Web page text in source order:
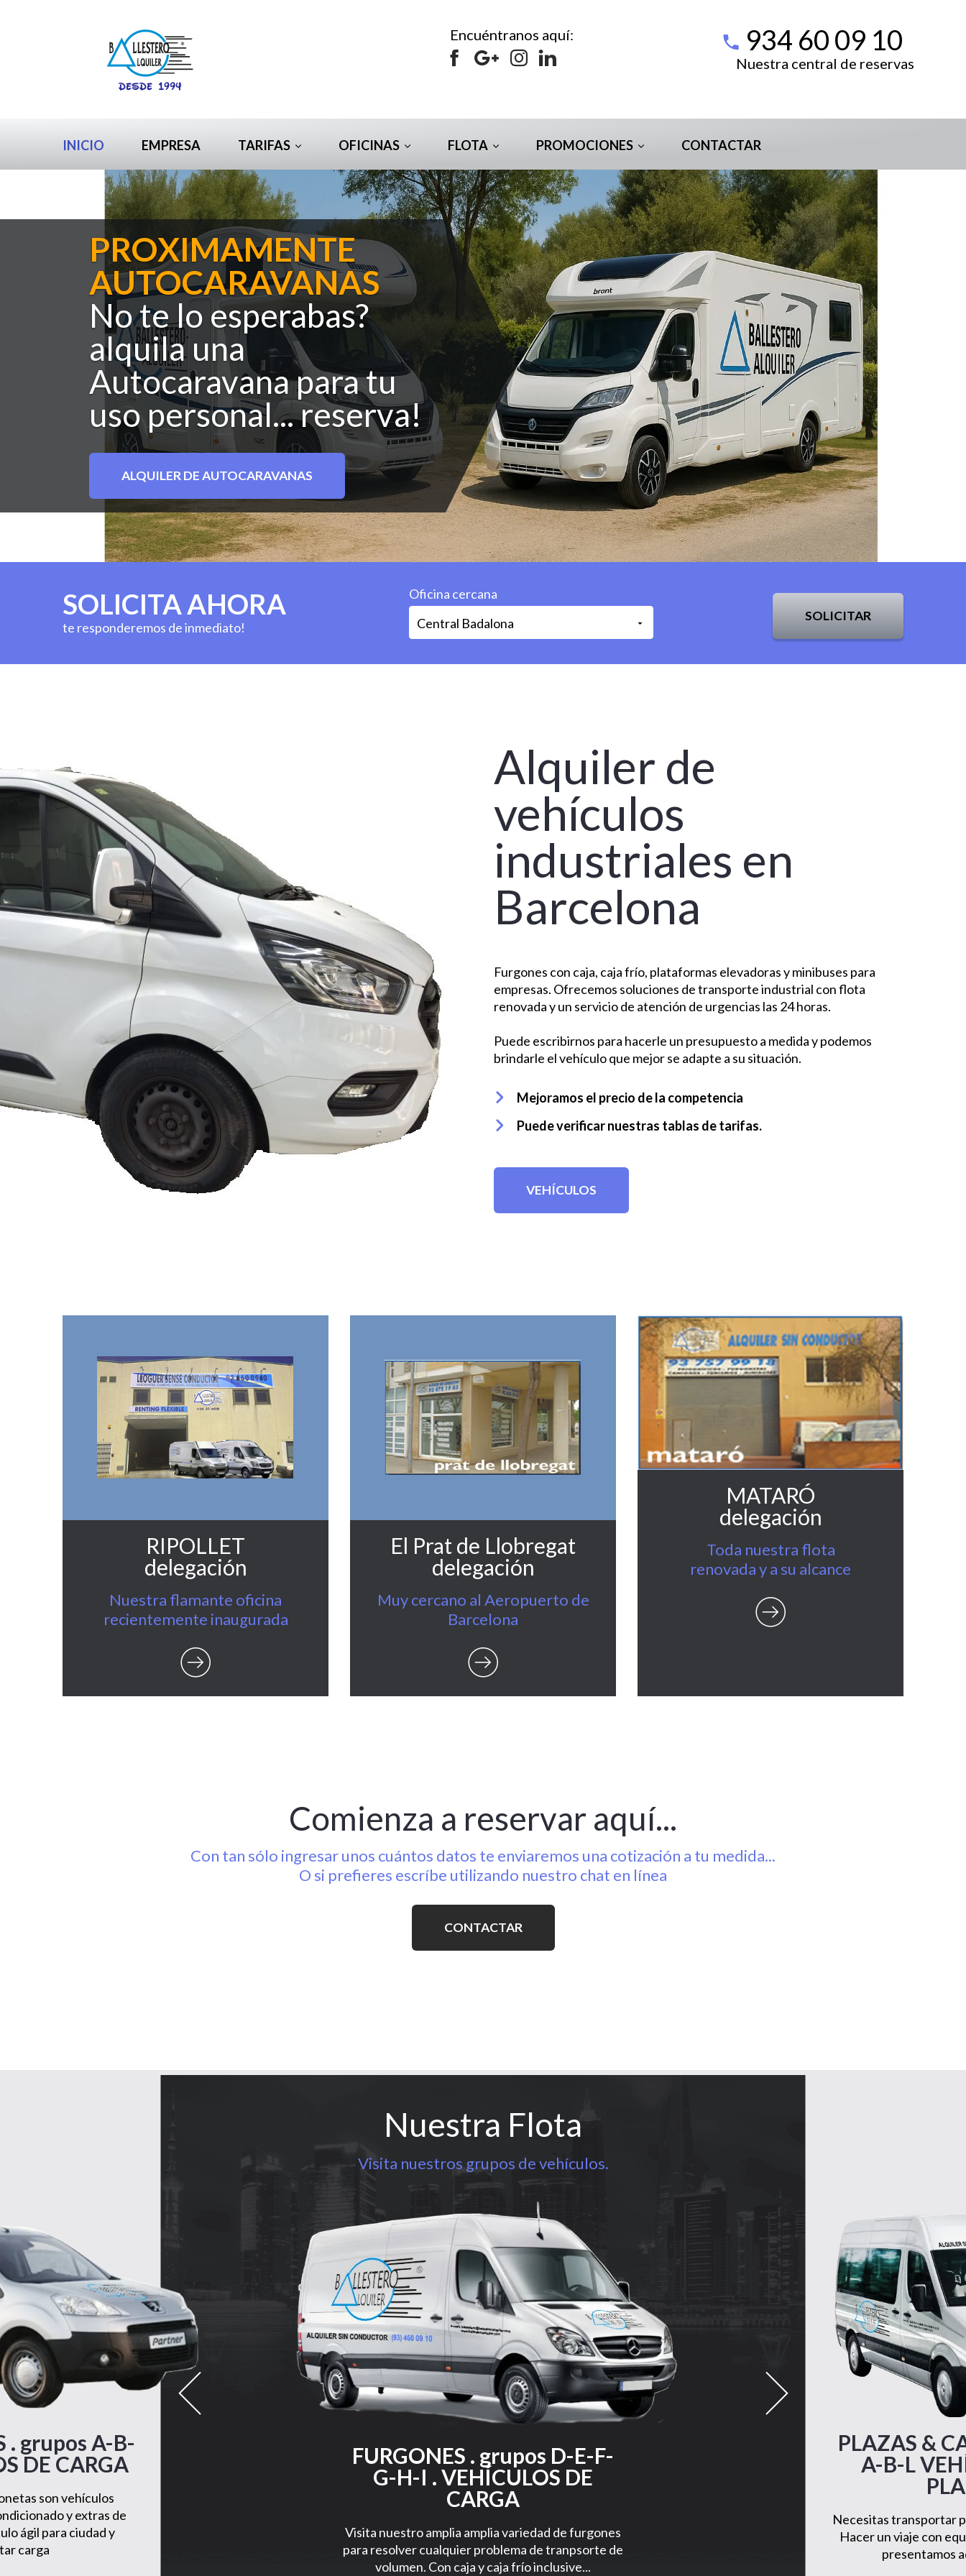
Encuéntranos aquí: 934 60 09 10
Nuestra central de reservas
INICIO EMPRESA TARIFAS OFICINAS FLOTA PROMOCIONES CONTACTAR
PROXIMAMENTE
AUTOCARAVANAS
No te lo esperabas?
alquila una
Autocaravana para tu
uso personal... reserva!
ALQUILER DE AUTOCARAVANAS
SOLICITA AHORA
te responderemos de inmediato!
Oficina cercana
Alquiler de
vehículos
industriales en
Barcelona
Furgones con caja, caja frío, plataformas elevadoras y minibuses para
empresas. Ofrecemos soluciones de transporte industrial con flota
renovada y un servicio de atención de urgencias las 24 horas.
Puede escribirnos para hacerle un presupuesto a medida y podemos
brindarle el vehículo que mejor se adapte a su situación.
Mejoramos el precio de la competencia
Puede verificar nuestras tablas de tarifas.
VEHÍCULOS
RIPOLLET
delegación
Nuestra flamante oficina
recientemente inaugurada
El Prat de Llobregat
delegación
Muy cercano al Aeropuerto de
Barcelona
MATARÓ
delegación
Toda nuestra flota
renovada y a su alcance
Comienza a reservar aquí...
Con tan sólo ingresar unos cuántos datos te enviaremos una cotización a tu medida...
O si prefieres escríbe utilizando nuestro chat en línea
CONTACTAR
Nuestra Flota
Visita nuestros grupos de vehículos.
. grupos A-B-
DE CARGA
son vehículos
y extras de
ágil para ciudad y
carga
FURGONES . grupos D-E-F-
G-H-I . VEHÍCULOS DE
CARGA
Visita nuestro amplia amplia variedad de furgones
para resolver cualquier problema de tranpsorte de
volumen. Con caja y caja frío inclusive...
PLAZAS &
A-B-L
Necesitas transportar
Hacer un viaje con
presentamos